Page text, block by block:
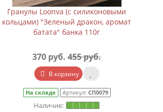
Гранулы Loonva (с силиконовыми
кольцами) "Зеленый дракон, аромат
батата" банка 110г
370 руб. 455 руб.
В корзину
На складе Артикул: СП0079